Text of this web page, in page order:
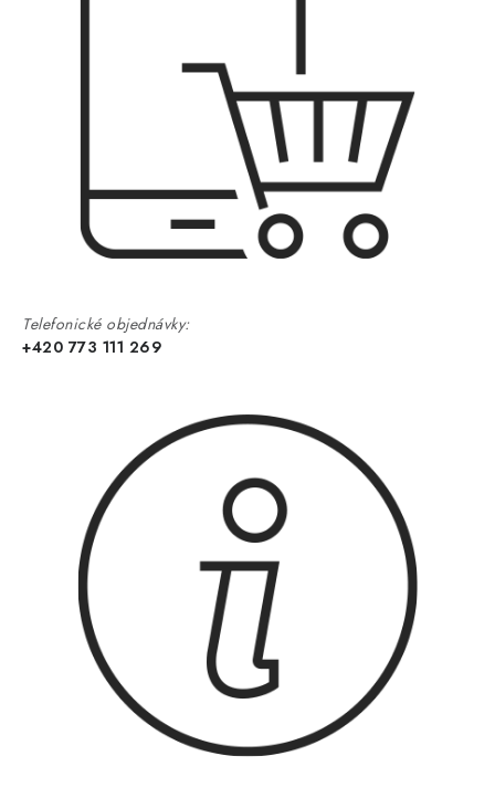
Telefonické objednávky:
+420 773 111 269